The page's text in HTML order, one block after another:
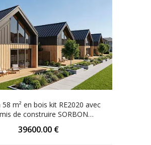
m² en bois kit RE2020 avec
de construire SORBON
39600.00 €